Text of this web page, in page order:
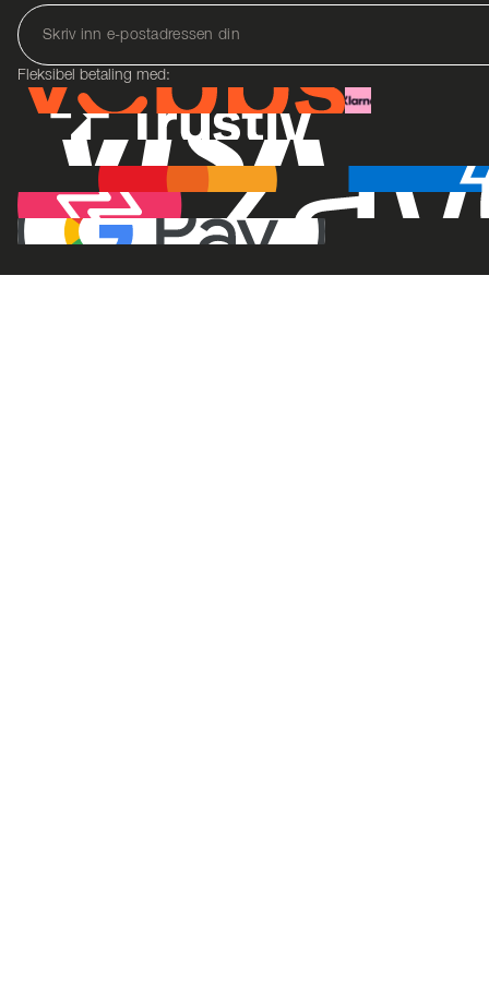
Fleksibel betaling med: